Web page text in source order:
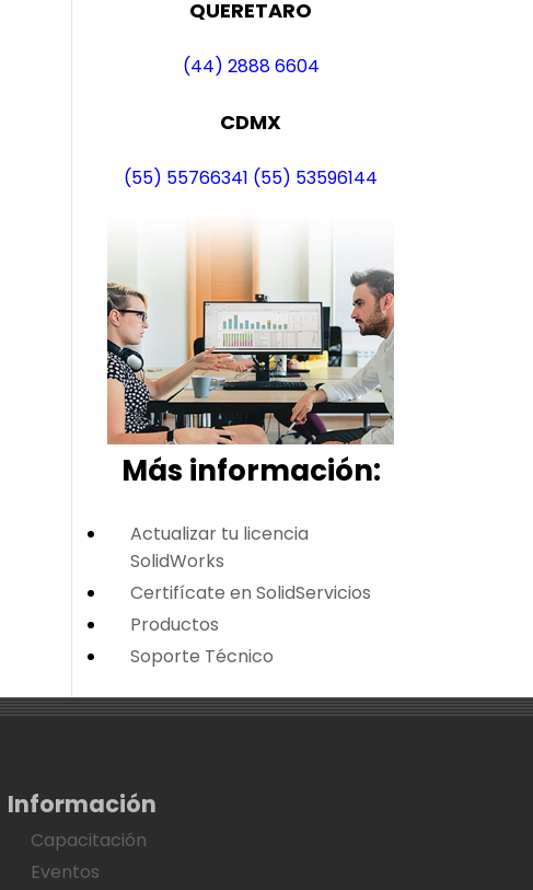
QUERETARO
(44) 2888 6604
CDMX
(55) 55766341 (55) 53596144
Más información:
Actualizar tu licencia
SolidWorks
Certifícate en SolidServicios
Productos
Soporte Técnico
Información
Capacitación
Eventos